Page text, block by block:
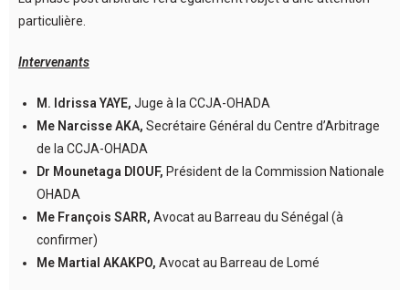
particulière.
Intervenants
M. Idrissa YAYE, Juge à la CCJA-OHADA
Me Narcisse AKA, Secrétaire Général du Centre d’Arbitrage
de la CCJA-OHADA
Dr Mounetaga DIOUF, Président de la Commission Nationale
OHADA
Me François SARR, Avocat au Barreau du Sénégal (à
confirmer)
Me Martial AKAKPO, Avocat au Barreau de Lomé